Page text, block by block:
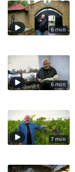
6 min
6 min
7 min